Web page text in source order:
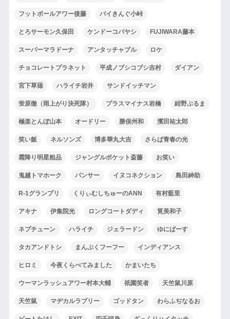
フットボールアワー後藤 バイきんぐ小峠
とろサーモン久保田 ケンドーコバヤシ FUJIWARA藤本
スーパーマラドーナ アンタッチャブル ロケ
チョコレートプラネット 平成ノブシコブシ吉村 ダイアン
宮下草薙 ハライチ岩井 サンドイッチマン
蛍原徹（雨上がり決死隊） プラスマイナス岩橋 紺野ぶるま
極楽とんぼ山本 オードリー 勝俣州和 濱田祐太郎
笑い飯 ネルソンズ 博多華丸大吉 さらば青春の光
霜降り明星粗品 ジャングルポケット斎藤 お笑い
鬼越トマホーク パンサー イヌコネクション 島田紳助
R-1グランプリ くりぃむしちゅーのANN 有村藍里
アキナ 伊集院光 ロングコートダディ 筧美和子
ネプチューン ハライチ ジェラードン ゆにばーす
タカアンドトシ まんぷくフーフー インディアンス
ヒロミ 今夜くらべてみました かまいたち
ウーマンラッシュアワー村本大輔 祇園笑者 天竺鼠川原
天竺鼠 マヂカルラブリー ゴッドタン わらふぢなるお